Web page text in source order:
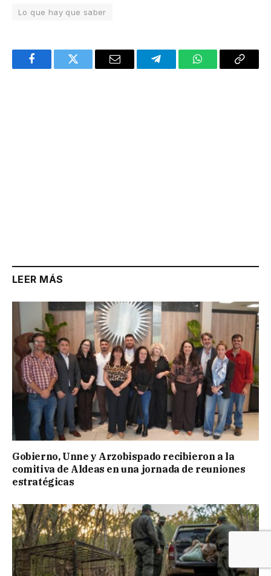
Lo que hay que saber
FacebookTwitter Email TelegramWhatsAppCopy
LEER MÁS
Gobierno, Unne y Arzobispado recibieron a la
comitiva de Aldeas en una jornada de reuniones
estratégicas